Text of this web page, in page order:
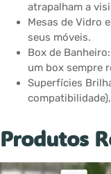
atrapalham a
Mesas de Vidro
seus móveis.
Box de
um box sempre
Superfícies
Produtos